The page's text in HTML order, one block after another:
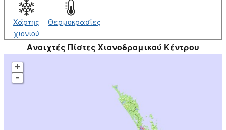
Χάρτης
χιονιού
Θερμοκρασίες
Ανοιχτές Πίστες Χιονοδρομικού Κέντρου
+
-